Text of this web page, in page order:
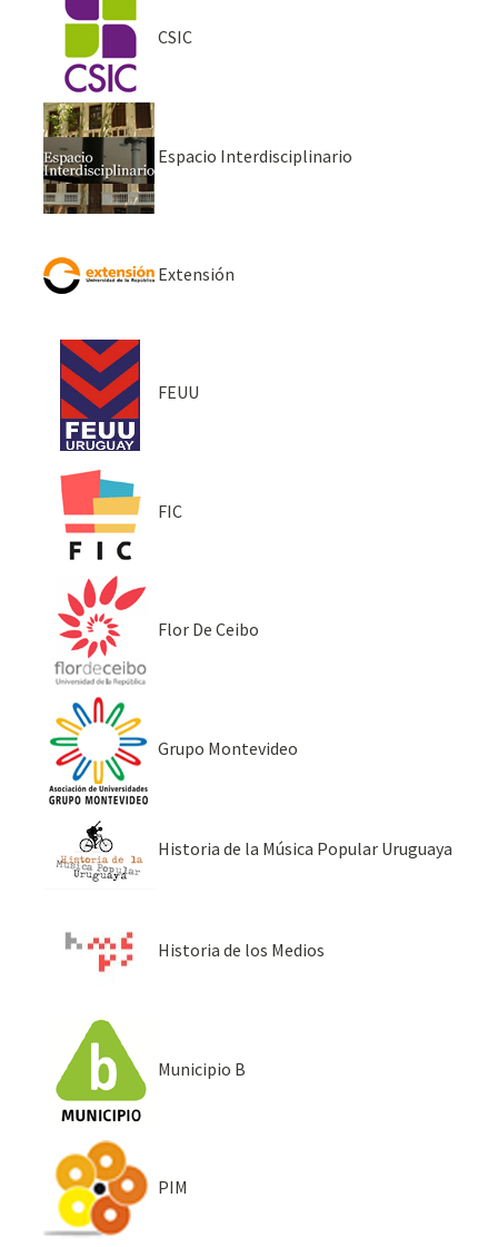
CSIC
Espacio Interdisciplinario
Extensión
FEUU
FIC
Flor De Ceibo
Grupo Montevideo
Historia de la Música Popular Uruguaya
Historia de los Medios
Municipio B
PIM